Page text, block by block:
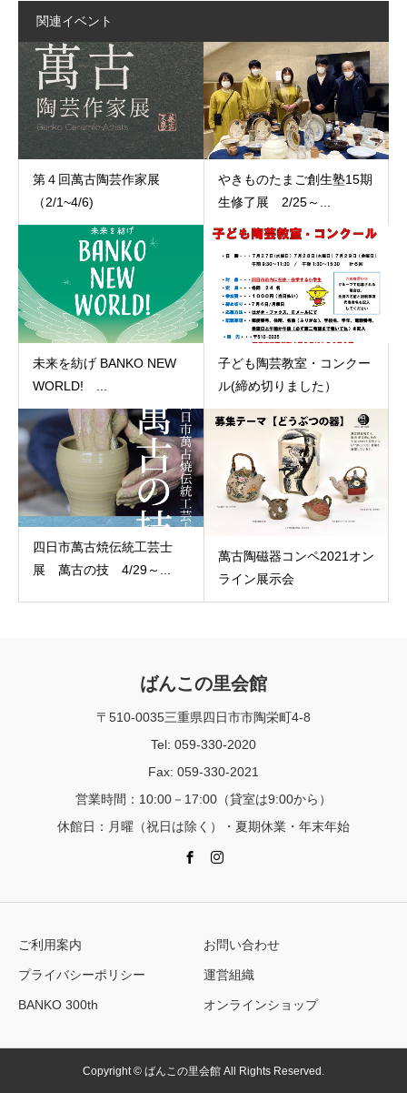
関連イベント
第４回萬古陶芸作家展
（2/1~4/6)
やきものたまご創生塾15期
生修了展 2/25～...
未来を紡げ BANKO NEW
WORLD! ...
子ども陶芸教室・コンクー
ル(締め切りました）
四日市萬古焼伝統工芸士
展 萬古の技 4/29～...
萬古陶磁器コンペ2021オン
ライン展示会
ばんこの里会館
〒510-0035三重県四日市市陶栄町4-8
Tel: 059-330-2020
Fax: 059-330-2021
営業時間：10:00－17:00（貸室は9:00から）
休館日：月曜（祝日は除く）・夏期休業・年末年始
ご利用案内 お問い合わせ
プライバシーポリシー 運営組織
BANKO 300th オンラインショップ
Copyright © ばんこの里会館 All Rights Reserved.